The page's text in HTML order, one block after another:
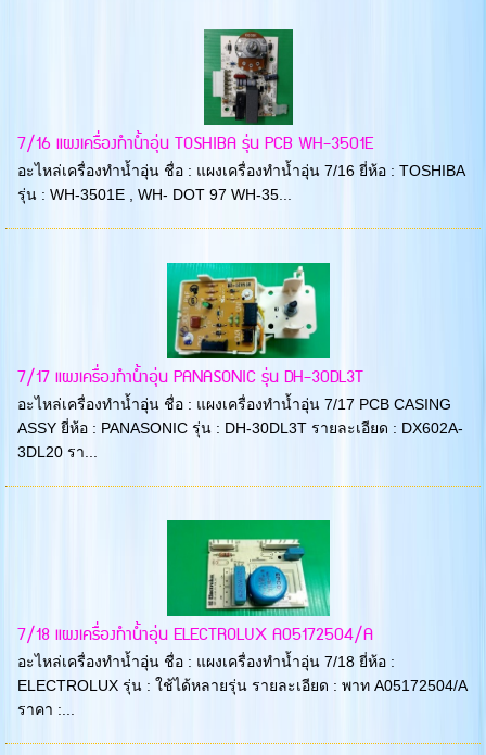
7/16 แผงเครื่องทำน้ำอุ่น TOSHIBA รุ่น PCB WH-3501E
อะไหล่เครื่องทำน้ำอุ่น ชื่อ : แผงเครื่องทำน้ำอุ่น 7/16 ยี่ห้อ : TOSHIBA
รุ่น : WH-3501E , WH- DOT 97 WH-35...
7/17 แผงเครื่องทำน้ำอุ่น PANASONIC รุ่น DH-30DL3T
อะไหล่เครื่องทำน้ำอุ่น ชื่อ : แผงเครื่องทำน้ำอุ่น 7/17 PCB CASING
ASSY ยี่ห้อ : PANASONIC รุ่น : DH-30DL3T รายละเอียด : DX602A-
3DL20 รา...
7/18 แผงเครื่องทำน้ำอุ่น ELECTROLUX A05172504/A
อะไหล่เครื่องทำน้ำอุ่น ชื่อ : แผงเครื่องทำน้ำอุ่น 7/18 ยี่ห้อ :
ELECTROLUX รุ่น : ใช้ได้หลายรุ่น รายละเอียด : พาท A05172504/A
ราคา :...